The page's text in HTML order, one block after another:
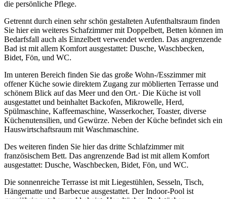
die persönliche Pflege.
Getrennt durch einen sehr schön gestalteten Aufenthaltsraum finden
Sie hier ein weiteres Schafzimmer mit Doppelbett, Betten können im
Bedarfsfall auch als Einzelbett verwendet werden. Das angrenzende
Bad ist mit allem Komfort ausgestattet: Dusche, Waschbecken,
Bidet, Fön, und WC.
Im unteren Bereich finden Sie das große Wohn-/Esszimmer mit
offener Küche sowie direktem Zugang zur möblierten Terrasse und
schönem Blick auf das Meer und den Ort.· Die Küche ist voll
ausgestattet und beinhaltet Backofen, Mikrowelle, Herd,
Spülmaschine, Kaffeemaschine, Wasserkocher, Toaster, diverse
Küchenutensilien, und Gewürze. Neben der Küche befindet sich ein
Hauswirtschaftsraum mit Waschmaschine.
Des weiteren finden Sie hier das dritte Schlafzimmer mit
französischem Bett. Das angrenzende Bad ist mit allem Komfort
ausgestattet: Dusche, Waschbecken, Bidet, Fön, und WC.
Die sonnenreiche Terrasse ist mit Liegestühlen, Sesseln, Tisch,
Hängematte und Barbecue ausgestattet. Der Indoor-Pool ist